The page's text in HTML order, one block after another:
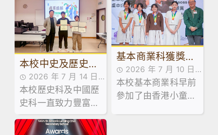
辦的「屯門區Make
and Share 2026創
科展」
本校中史及歷史科
學生獲推薦參加大
學體驗項目
2026 年 7 月 14 日
學生成就
本校歷史科及中國歷
史科一直致力豐富學
生的學習經歷，旨在
讓同學增加歷史學科
基本商業科獲獎消
息2026 年 7 月 10 日
學生成就
本校基本商業科早前
參加了由香港小童群